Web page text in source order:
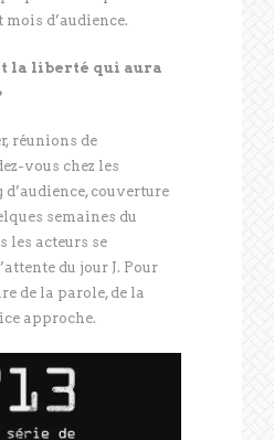
d’audience.
la liberté qui aura
réunions de
vous chez les
couverture
semaines du
les acteurs se
du jour J. Pour
de la parole, de la
approche.